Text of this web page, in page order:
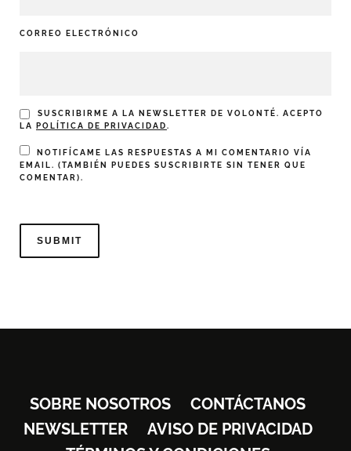
CORREO ELECTRÓNICO
SUSCRIBIRME A LA NEWSLETTER DE VOLONTÉ. ACEPTO
LA
POLÍTICA DE PRIVACIDAD.
NOTIFÍCAME LAS RESPUESTAS A MI COMENTARIO VÍA
EMAIL. (TAMBIÉN PUEDES SUSCRIBIRTE SIN TENER QUE
COMENTAR).
SOBRE NOSOTROS
CONTÁCTANOS
NEWSLETTER
AVISO DE PRIVACIDAD